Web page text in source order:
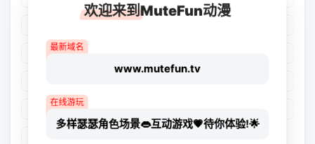
第13集
第21集
欢迎来到MuteFun动漫
最新域名
www.mutefun.tv
在线游玩
多样瑟瑟角色场景👄互动游戏💗待你体验!🌟